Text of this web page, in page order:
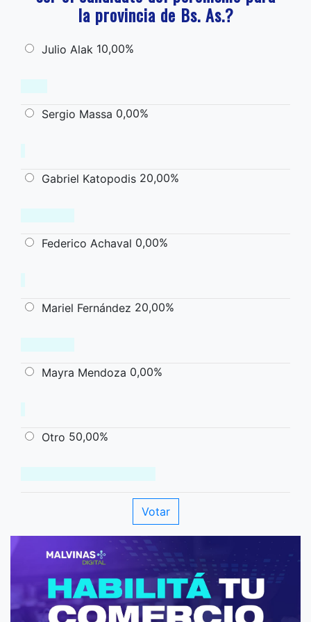
la provincia de Bs. As.?
Julio Alak 10,00%
Sergio Massa 0,00%
Gabriel Katopodis 20,00%
Federico Achaval 0,00%
Mariel Fernández 20,00%
Mayra Mendoza 0,00%
Otro 50,00%